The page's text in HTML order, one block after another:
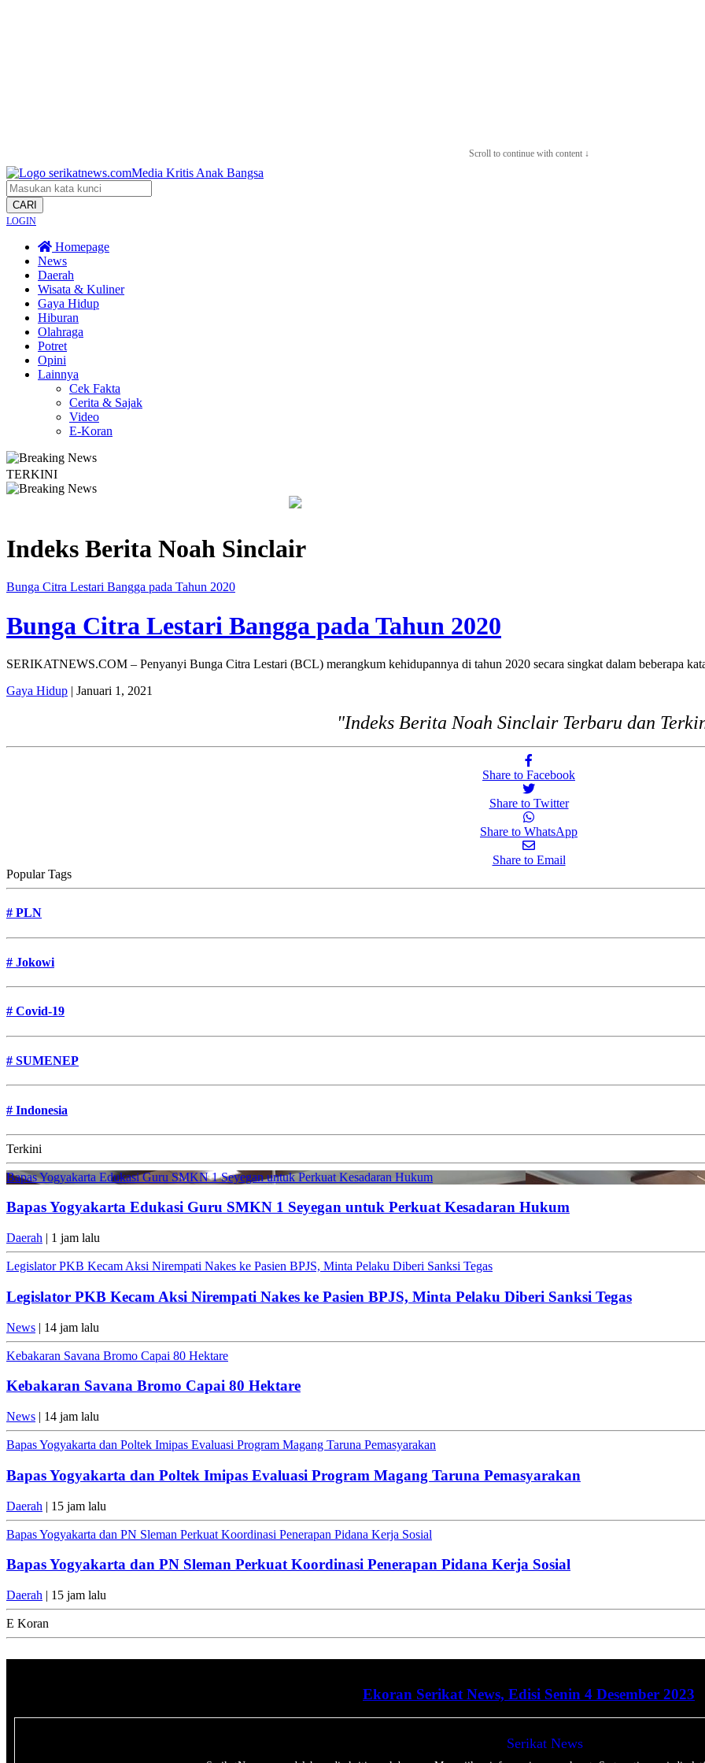
Scroll to continue with content ↓
CARI
LOGIN
Homepage
News
Daerah
Wisata & Kuliner
Gaya Hidup
Hiburan
Olahraga
Potret
Opini
Lainnya
Cek Fakta
Cerita & Sajak
Video
E-Koran
TERKINI
Legislator PKB Kecam Aksi Nirempati Nakes ke Pasien BPJS, Minta Pelaku Diberi Sanksi
Indeks Berita Noah Sinclair
Bunga Citra Lestari Bangga pada Tahun 2020
Bunga Citra Lestari Bangga pada Tahun 2020
SERIKATNEWS.COM – Penyanyi Bunga Citra Lestari (BCL) merangkum kehidupannya di tahun 2020 secara singkat dalam beberapa
Gaya Hidup | Januari 1, 2021
"Indeks Berita Noah Sinclair Terbaru dan
Share to Facebook
Share to Twitter
Share to WhatsApp
Share to Email
Popular Tags
# PLN
# Jokowi
# Covid-19
# SUMENEP
# Indonesia
Terkini
Bapas Yogyakarta Edukasi Guru SMKN 1 Seyegan untuk Perkuat Kesadaran Hukum
Bapas Yogyakarta Edukasi Guru SMKN 1 Seyegan untuk Perkuat Kesadaran Hukum
Daerah | 1 jam lalu
Legislator PKB Kecam Aksi Nirempati Nakes ke Pasien BPJS, Minta Pelaku Diberi Sanksi Tegas
Legislator PKB Kecam Aksi Nirempati Nakes ke Pasien BPJS, Minta Pelaku Diberi Sanksi Tegas
News | 14 jam lalu
Kebakaran Savana Bromo Capai 80 Hektare
Kebakaran Savana Bromo Capai 80 Hektare
News | 14 jam lalu
Bapas Yogyakarta dan Poltek Imipas Evaluasi Program Magang Taruna Pemasyarakan
Bapas Yogyakarta dan Poltek Imipas Evaluasi Program Magang Taruna Pemasyarakan
Daerah | 15 jam lalu
Bapas Yogyakarta dan PN Sleman Perkuat Koordinasi Penerapan Pidana Kerja Sosial
Bapas Yogyakarta dan PN Sleman Perkuat Koordinasi Penerapan Pidana Kerja Sosial
Daerah | 15 jam lalu
E Koran
Ekoran Serikat News, Edisi Senin 4 Desember 2023
Serikat News